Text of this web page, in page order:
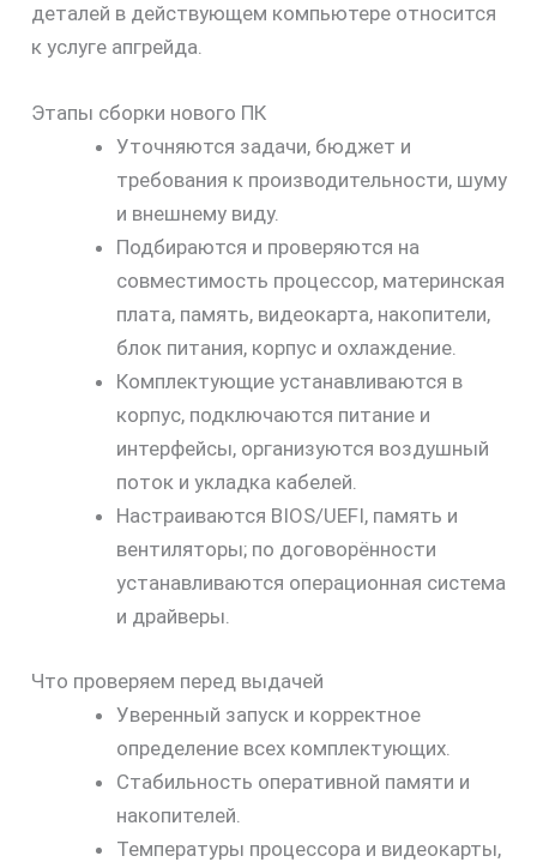
деталей в действующем компьютере относится
к услуге апгрейда.
Этапы сборки нового ПК
Уточняются задачи, бюджет и
требования к производительности, шуму
и внешнему виду.
Подбираются и проверяются на
совместимость процессор, материнская
плата, память, видеокарта, накопители,
блок питания, корпус и охлаждение.
Комплектующие устанавливаются в
корпус, подключаются питание и
интерфейсы, организуются воздушный
поток и укладка кабелей.
Настраиваются BIOS/UEFI, память и
вентиляторы; по договорённости
устанавливаются операционная система
и драйверы.
Что проверяем перед выдачей
Уверенный запуск и корректное
определение всех комплектующих.
Стабильность оперативной памяти и
накопителей.
Температуры процессора и видеокарты,